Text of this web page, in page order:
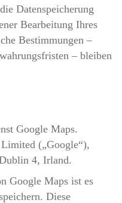
Datenspeicherung
Bearbeitung Ihres
Bestimmungen –
– bleiben
Google Maps.
(„Google“),
4, Irland.
Google Maps ist es
Diese